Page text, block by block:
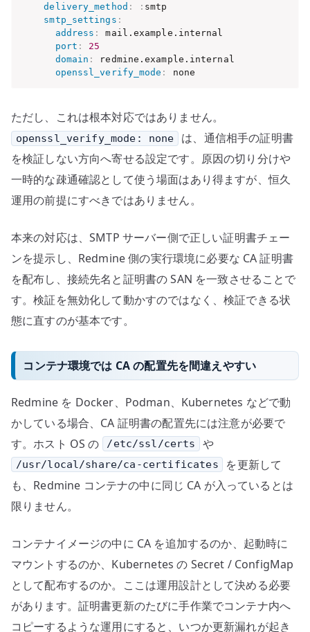
delivery_method : : smtp
smtp_settings :
address :
mail.example.internal
port :
25
domain :
redmine.example.internal
openssl_verify_mode : none
ただし、これは根本対応ではありません。
openssl_verify_mode: none
は、通信相手の証明書
を検証しない方向へ寄せる設定です。原因の切り分けや
一時的な疎通確認として使う場面はあり得ますが、恒久
運用の前提にすべきではありません。
本来の対応は、SMTP サーバー側で正しい証明書チェー
ンを提示し、Redmine 側の実行環境に必要な CA 証明書
を配布し、接続先名と証明書の SAN を一致させることで
す。検証を無効化して動かすのではなく、検証できる状
態に直すのが基本です。
コンテナ環境では CA の配置先を間違えやすい
Redmine を Docker、Podman、Kubernetes などで動
かしている場合、CA 証明書の配置先には注意が必要で
す。ホスト OS の
/etc/ssl/certs や
/usr/local/share/ca-certificates
を更新して
も、Redmine コンテナの中に同じ CA が入っているとは
限りません。
コンテナイメージの中に CA を追加するのか、起動時に
マウントするのか、Kubernetes の Secret / ConfigMap
として配布するのか。ここは運用設計として決める必要
があります。証明書更新のたびに手作業でコンテナ内へ
コピーするような運用にすると、いつか更新漏れが起き